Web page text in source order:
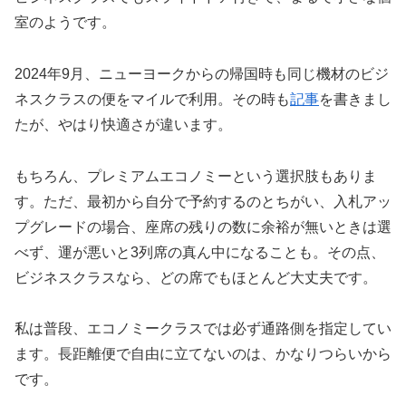
室のようです。
2024年9月、ニューヨークからの帰国時も同じ機材のビジ
ネスクラスの便をマイルで利用。その時も記事を書きまし
たが、やはり快適さが違います。
もちろん、プレミアムエコノミーという選択肢もありま
す。ただ、最初から自分で予約するのとちがい、入札アッ
プグレードの場合、座席の残りの数に余裕が無いときは選
べず、運が悪いと3列席の真ん中になることも。その点、
ビジネスクラスなら、どの席でもほとんど大丈夫です。
私は普段、エコノミークラスでは必ず通路側を指定してい
ます。長距離便で自由に立てないのは、かなりつらいから
です。